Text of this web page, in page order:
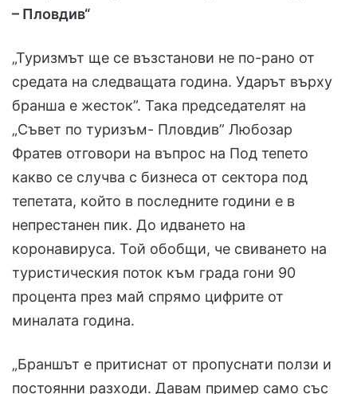
– Пловдив“
„Туризмът ще се възстанови не по-рано от
средата на следващата година. Ударът върху
бранша е жесток”. Така председателят на
„Съвет по туризъм- Пловдив” Любозар
Фратев отговори на въпрос на Под тепето
какво се случва с бизнеса от сектора под
тепетата, който в последните години е в
непрестанен пик. До идването на
коронавируса. Той обобщи, че свиването на
туристическия поток към града гони 90
процента през май спрямо цифрите от
миналата година.
„Браншът е притиснат от пропуснати ползи и
постоянни разходи. Давам пример само със